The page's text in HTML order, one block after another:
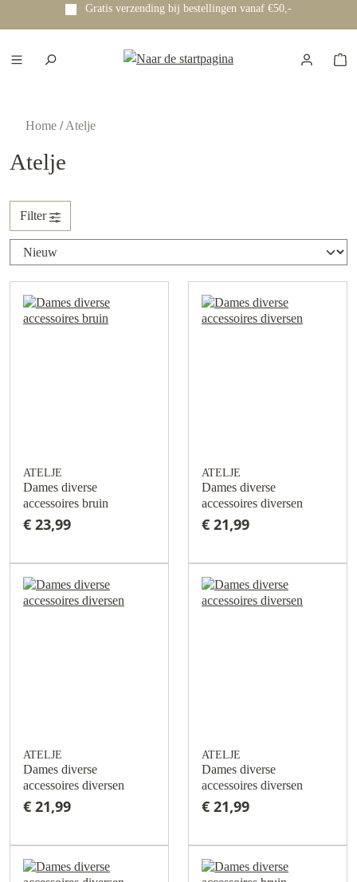
hoofdinhoud
Gratis verzending bij bestellingen vanaf €50,-
Home /Atelje
Atelje
Filter
ATELJE
Dames diverse
accessoires bruin
€ 23,99
ATELJE
Dames diverse
accessoires diversen
€ 21,99
ATELJE
Dames diverse
accessoires diversen
€ 21,99
ATELJE
Dames diverse
accessoires diversen
€ 21,99